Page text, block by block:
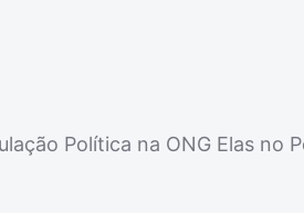
Política na ONG Elas no